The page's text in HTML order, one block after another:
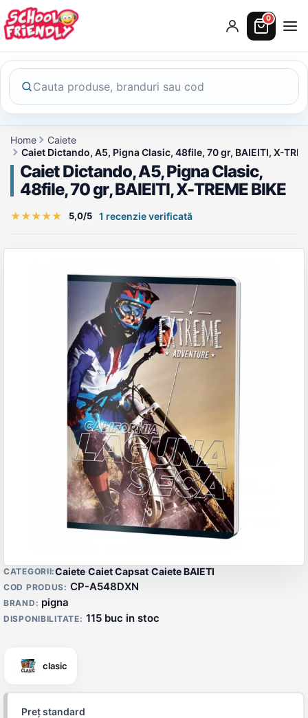
0
Home
Caiete
Caiet Dictando, A5, Pigna Clasic, 48file, 70 gr, BAIEITI, X-
Caiet Dictando, A5, Pigna Clasic,
48file, 70 gr, BAIEITI, X-TREME BIKE
★★★★★ 5,0/5 1 recenzie verificată
Detalii produs
CATEGORII:Caiete·Caiet Capsat·Caiete BAIETI
COD PRODUS: CP-A548DXN
BRAND: pigna
DISPONIBILITATE: 115 buc in stoc
clasic
Preț standard